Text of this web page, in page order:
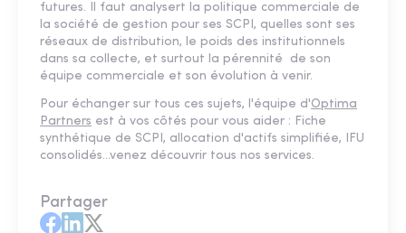
futures. Il faut analysert la politique commerciale de
la société de gestion pour ses SCPI, quelles sont ses
réseaux de distribution, le poids des institutionnels
dans sa collecte, et surtout la pérennité de son
équipe commerciale et son évolution à venir.
Pour échanger sur tous ces sujets, l'équipe d'Optima
Partners est à vos côtés pour vous aider : Fiche
synthétique de SCPI, allocation d'actifs simplifiée, IFU
consolidés...venez découvrir tous nos services.
Partager